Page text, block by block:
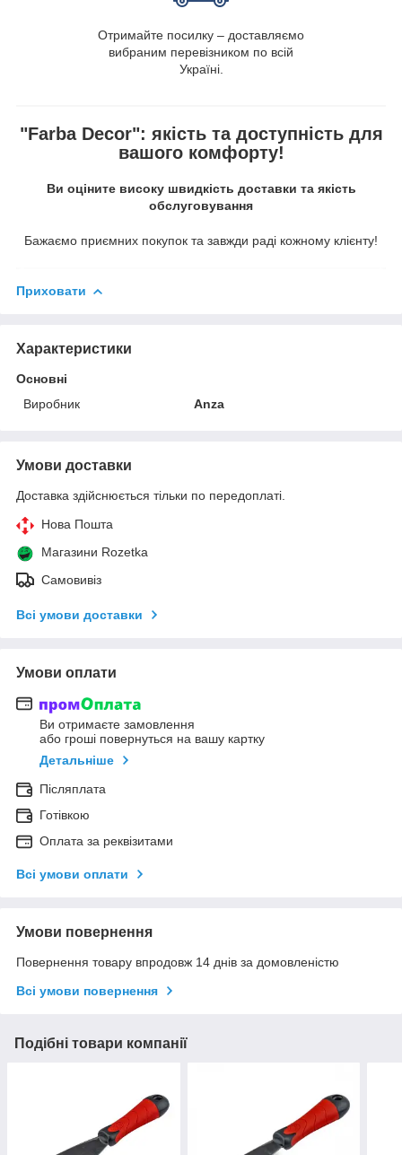
Отримайте посилку – доставляємо
вибраним перевізником по всій
Україні.
"Farba Decor": якість та доступність для
вашого комфорту!
Ви оціните високу швидкість доставки та якість
обслуговування
Бажаємо приємних покупок та завжди раді кожному клієнту!
Приховати
Характеристики
Основні
Виробник
Anza
Умови доставки
Доставка здійснюється тільки по передоплаті.
Нова Пошта
Магазини Rozetka
Самовивіз
Всі умови доставки
Умови оплати
Ви отримаєте замовлення
або гроші повернуться на вашу картку
Детальніше
Післяплата
Готівкою
Оплата за реквізитами
Всі умови оплати
Умови повернення
Повернення товару впродовж 14 днів за домовленістю
Всі умови повернення
Подібні товари компанії